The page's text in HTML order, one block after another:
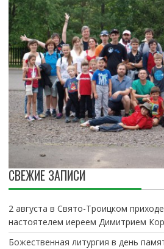
СВЕЖИЕ ЗАПИСИ
2 августа в Свято-Троицком
настоятелем иереем Димитрием
Божественная литургия в день